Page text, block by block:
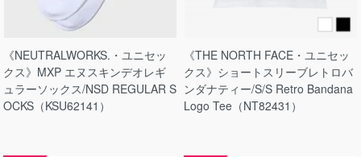
《NEUTRALWORKS.・ユニセッ
クス》MXP エヌスキンデオレギ
ュラーソックス/NSD REGULAR S
OCKS（KSU62141）
《THE NORTH FACE・ユニセッ
クス》ショートスリーブレトロバ
ンダナティー/S/S Retro Bandana
Logo Tee（NT82431）